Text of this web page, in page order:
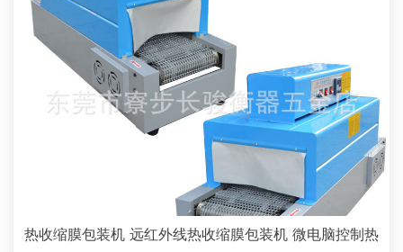
热收缩膜包装机 远红外线热收缩膜包装机 微电脑控制热